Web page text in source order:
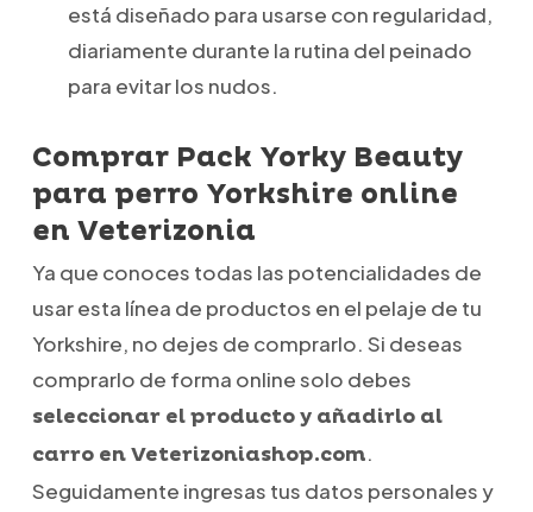
está diseñado para usarse con regularidad,
diariamente durante la rutina del peinado
para evitar los nudos.
Comprar Pack Yorky Beauty
para perro Yorkshire online
en Veterizonia
Ya que conoces todas las potencialidades de
usar esta línea de productos en el pelaje de tu
Yorkshire, no dejes de comprarlo. Si deseas
comprarlo de forma online solo debes
seleccionar el producto y añadirlo al
carro en Veterizoniashop.com.
Seguidamente ingresas tus datos personales y